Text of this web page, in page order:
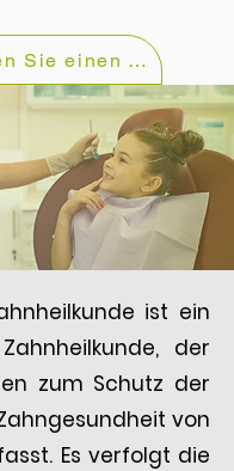
Erstellen Sie einen Termin
ist ein
der
zum Schutz der
von
Es verfolgt die